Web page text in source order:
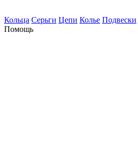
Кольца Серьги Цепи Колье Подвески
Помощь